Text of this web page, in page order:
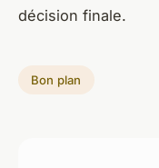
décision finale.
Bon plan